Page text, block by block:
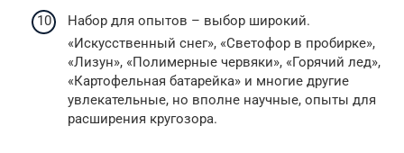
Набор для опытов – выбор широкий.
«Искусственный снег», «Светофор в пробирке»,
«Лизун», «Полимерные червяки», «Горячий лед»,
«Картофельная батарейка» и многие другие
увлекательные, но вполне научные, опыты для
расширения кругозора.